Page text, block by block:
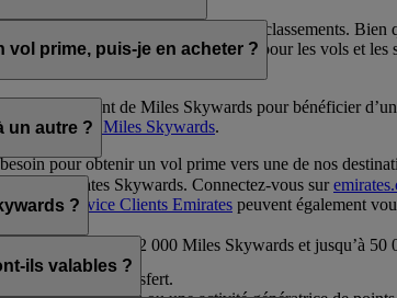
des vols Classic Rewards et des surclassements.
nombre de Miles Skywards requis pour les vols et les
vol prime, puis-je en acheter ?
de suffisamment de Miles Skywards pour bénéficier
Acheter des Miles Skywards.
pour obtenir un vol prime vers une de nos
un autre ?
Emirates Skywards. Connectez-vous sur
et leService Clients Emirates peuvent également
au moment du transfert.
?
1 000, à partir de 2 000 Miles Skywards et jusqu’à
ils valables ?